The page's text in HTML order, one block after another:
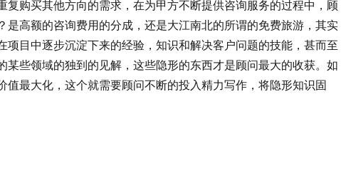
复购买其他方向的需求，在为甲方不断提供咨询服务的过程中，顾
是高额的咨询费用的分成，还是大江南北的所谓的免费旅游，其实
项目中逐步沉淀下来的经验，知识和解决客户问题的技能，甚而至
某些领域的独到的见解，这些隐形的东西才是顾问最大的收获。如
值最大化，这个就需要顾问不断的投入精力写作，将隐形知识固
顾问需要不断的写作”